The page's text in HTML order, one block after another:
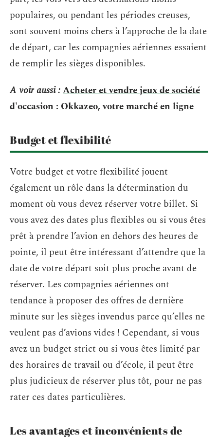
populaires, ou pendant les périodes creuses,
sont souvent moins chers à l’approche de la date
de départ, car les compagnies aériennes essaient
de remplir les sièges disponibles.
A voir aussi :Acheter et vendre jeux de société
d'occasion : Okkazeo, votre marché en ligne
Budget et flexibilité
Votre budget et votre flexibilité jouent
également un rôle dans la détermination du
moment où vous devez réserver votre billet. Si
vous avez des dates plus flexibles ou si vous êtes
prêt à prendre l’avion en dehors des heures de
pointe, il peut être intéressant d’attendre que la
date de votre départ soit plus proche avant de
réserver. Les compagnies aériennes ont
tendance à proposer des offres de dernière
minute sur les sièges invendus parce qu’elles ne
veulent pas d’avions vides ! Cependant, si vous
avez un budget strict ou si vous êtes limité par
des horaires de travail ou d’école, il peut être
plus judicieux de réserver plus tôt, pour ne pas
rater ces dates particulières.
Les avantages et inconvénients de